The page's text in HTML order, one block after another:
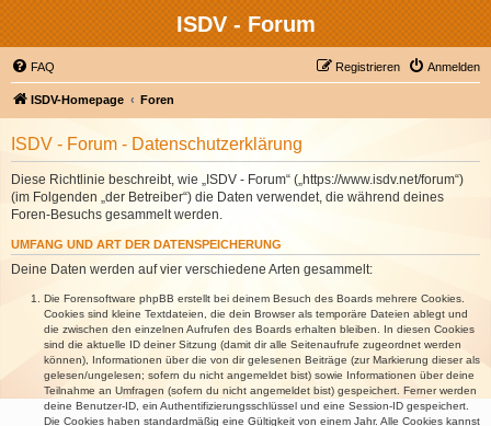
ISDV - Forum
FAQ Anmelden
Registrieren
ISDV-Homepage Foren
ISDV - Forum - Datenschutzerklärung
Diese Richtlinie beschreibt, wie „ISDV - Forum“ („https://www.isdv.net/forum“)
(im Folgenden „der Betreiber“) die Daten verwendet, die während deines
Foren-Besuchs gesammelt werden.
UMFANG UND ART DER DATENSPEICHERUNG
Deine Daten werden auf vier verschiedene Arten gesammelt:
Die Forensoftware phpBB erstellt bei deinem Besuch des Boards mehrere Cookies.
Cookies sind kleine Textdateien, die dein Browser als temporäre Dateien ablegt und
die zwischen den einzelnen Aufrufen des Boards erhalten bleiben. In diesen Cookies
sind die aktuelle ID deiner Sitzung (damit dir alle Seitenaufrufe zugeordnet werden
können), Informationen über die von dir gelesenen Beiträge (zur Markierung dieser als
gelesen/ungelesen; sofern du nicht angemeldet bist) sowie Informationen über deine
Teilnahme an Umfragen (sofern du nicht angemeldet bist) gespeichert. Ferner werden
deine Benutzer-ID, ein Authentifizierungsschlüssel und eine Session-ID gespeichert.
Die Cookies haben standardmäßig eine Gültigkeit von einem Jahr. Alle Cookies kannst